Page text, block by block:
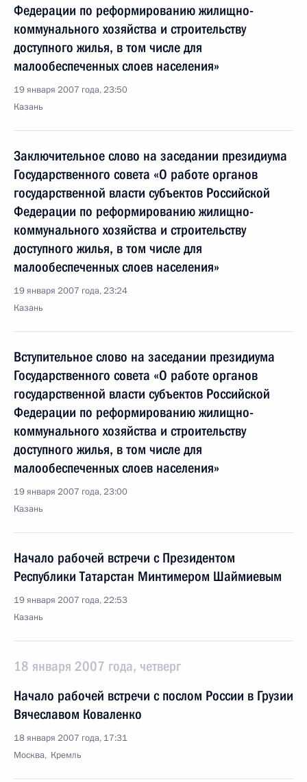
Федерации по реформированию жилищно-
коммунального хозяйства и строительству
доступного жилья, в том числе для
малообеспеченных слоев населения»
19 января 2007 года, 23:50
Казань
Заключительное слово на заседании президиума
Государственного совета «О работе органов
государственной власти субъектов Российской
Федерации по реформированию жилищно-
коммунального хозяйства и строительству
доступного жилья, в том числе для
малообеспеченных слоев населения»
19 января 2007 года, 23:24
Казань
Вступительное слово на заседании президиума
Государственного совета «О работе органов
государственной власти субъектов Российской
Федерации по реформированию жилищно-
коммунального хозяйства и строительству
доступного жилья, в том числе для
малообеспеченных слоев населения»
19 января 2007 года, 23:00
Казань
Начало рабочей встречи с Президентом
Республики Татарстан Минтимером Шаймиевым
19 января 2007 года, 22:53
Казань
18 января 2007 года, четверг
Начало рабочей встречи с послом России в Грузии
Вячеславом Коваленко
18 января 2007 года, 17:31
Москва, Кремль